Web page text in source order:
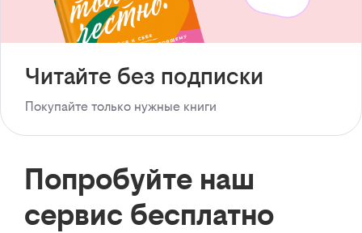
Читайте без подписки
Покупайте только нужные книги
Попробуйте наш
сервис бесплатно